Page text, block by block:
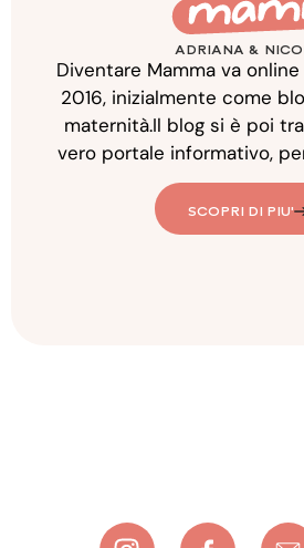
ADRIANA &
Diventare Mamma va
2016, inizialmente come
maternità.Il blog si è poi
vero portale informativo,
SCOPRI DI PIU'